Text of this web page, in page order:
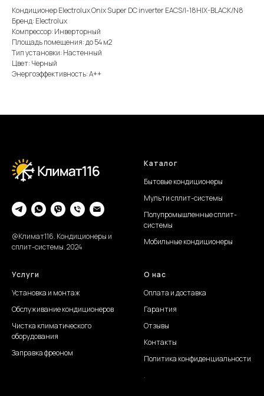
Кондиционер Electrolux Onix Super DC inverter EACS/I-18HIX-BLACK/N8
Бренд: Electrolux
Компрессор: Инверторный
Площадь помещения: до 54 м2
Тип установки: Настенный
Цвет: Черный
Энергоэффективность: А++
@Климат116. Кондиционеры и
сплит-системы. 2024
Каталог
Бытовые кондиционеры
Мульти сплит-системы
Полупромышленные сплит-
системы
Мобильные кондиционеры
Услуги
Установка и монтаж
Обслуживаниекондиционеров
Чистка климатического
оборудования
Заправка фреоном
О нас
Оплата и доставка
Гарантия
Отзывы
Контакты
Политика конфиденциальности
.